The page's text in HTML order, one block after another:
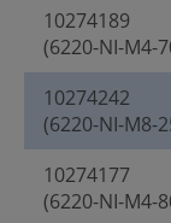
10274189
(6220-NI-M4-
10274242
(6220-NI-M8-
10274177
(6220-NI-M4-